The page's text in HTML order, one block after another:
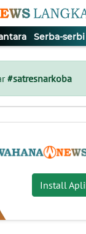
Serba-serbi
#satresnarkoba
Install